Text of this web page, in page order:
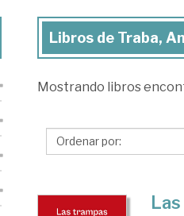
Libros
Traba,
Libros de Traba,
Mostrando libros